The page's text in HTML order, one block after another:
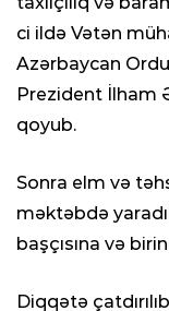
ci ildə Vətən
Azərbaycan
Prezident İlham
qoyub.
Sonra elm və
məktəbdə
başçısına və
Diqqətə